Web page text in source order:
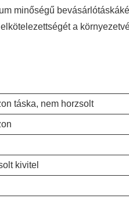
minőségű
a
táska, nem horzsolt
kivitel